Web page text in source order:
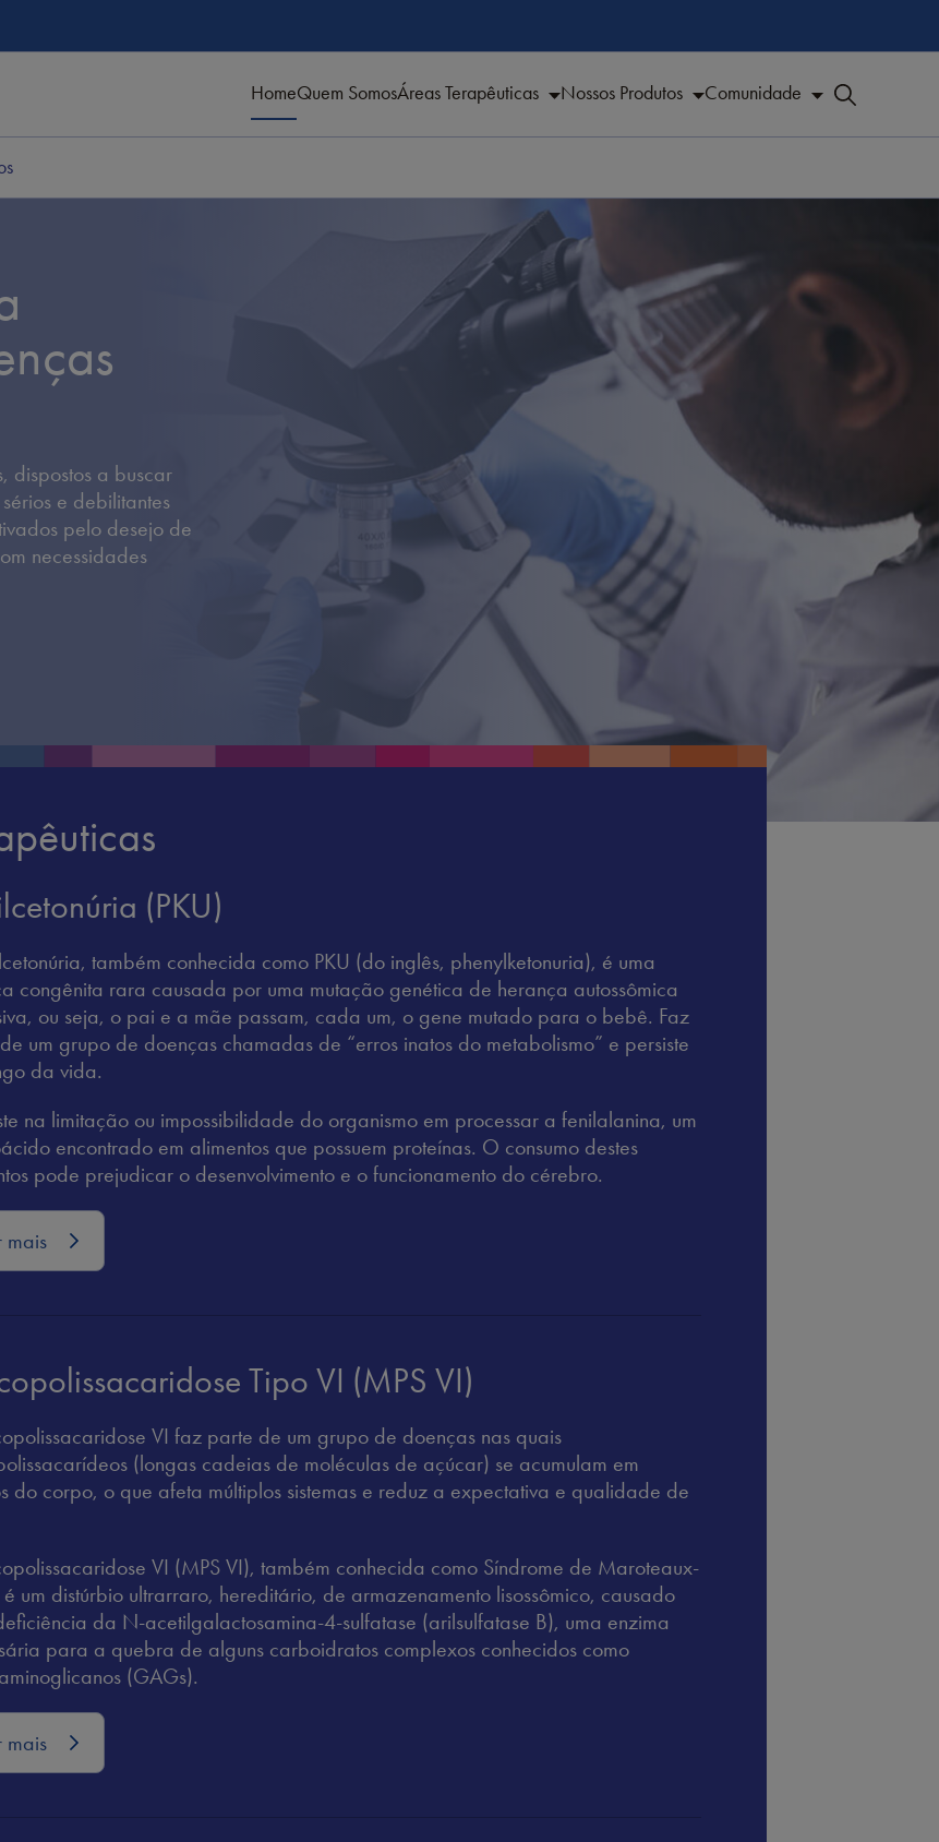
HomeQuem SomosÁreas Terapêuticas Nossos Produtos Comunidade
dispostos a buscar
e debilitantes
pelo desejo de
necessidades
(PKU)
também conhecida como PKU (do inglês, phenylketonuria), é uma
congênita rara causada por uma mutação genética de herança autossômica
ou seja, o pai e a mãe passam, cada um, o gene mutado para o bebê. Faz
um grupo de doenças chamadas de “erros inatos do metabolismo” e persiste
da vida.
na limitação ou impossibilidade do organismo em processar a fenilalanina, um
encontrado em alimentos que possuem proteínas. O consumo destes
pode prejudicar o desenvolvimento e o funcionamento do cérebro.
mais
Tipo VI (MPS VI)
VI faz parte de um grupo de doenças nas quais
(longas cadeias de moléculas de açúcar) se acumulam em
do corpo, o que afeta múltiplos sistemas e reduz a expectativa e qualidade de
VI (MPS VI), também conhecida como Síndrome de Maroteaux-
é um distúrbio ultrarraro, hereditário, de armazenamento lisossômico, causado
da N-acetilgalactosamina-4-sulfatase (arilsulfatase B), uma enzima
para a quebra de alguns carboidratos complexos conhecidos como
(GAGs).
mais